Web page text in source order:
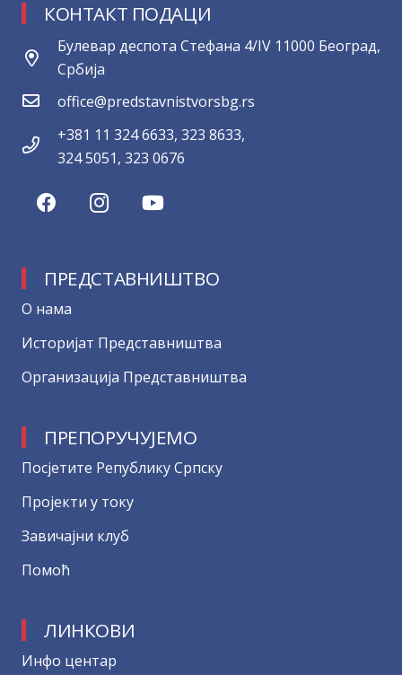
КОНТАКТ ПОДАЦИ
Булевар деспота Стефана 4/IV 11000 Београд,
Србија
office@predstavnistvorsbg.rs
+381 11 324 6633, 323 8633,
324 5051, 323 0676
ПРЕДСТАВНИШТВО
О нама
Историјат Представништва
Организација Представништва
ПРЕПОРУЧУЈЕМО
Посјетите Републику Српску
Пројекти у току
Завичајни клуб
Помоћ
ЛИНКОВИ
Инфо центар